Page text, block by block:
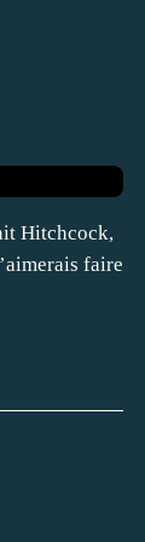
Hitchcock,
faire